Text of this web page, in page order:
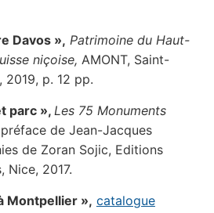
Davos », Patrimoine du Haut-
niçoise, AMONT, Saint-
2019, p. 12 pp.
parc », Les 75 Monuments
de Jean-Jacques
de Zoran Sojic, Editions
Nice, 2017.
Montpellier », catalogue